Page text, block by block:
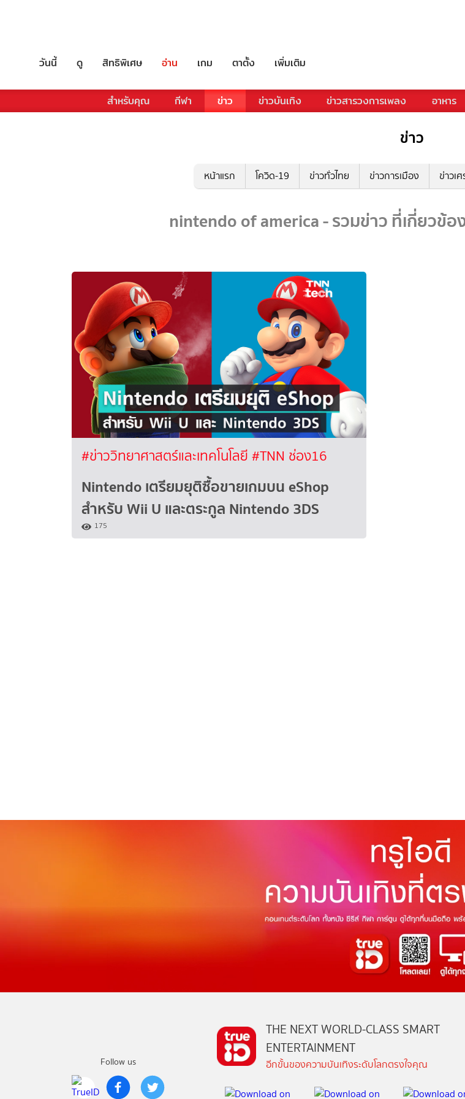
วันนี้ ดู สิทธิพิเศษ อ่าน เกม ตาตั้ง เพิ่มเติม
สำหรับคุณ กีฬา ข่าว ข่าวบันเทิง ข่าวสารวงการเพลง อาหาร
ข่าว
หน้าแรก โควิด-19 ข่าวทั่วไทย ข่าวการเมือง ข่าวเ
nintendo of america - รวมข่าว ที่เกี่ยวข้
#ข่าววิทยาศาสตร์และเทคโนโลยี #TNN ช่อง16
Nintendo เตรียมยุติซื้อขายเกมบน eShop
สำหรับ Wii U และตระกูล Nintendo 3DS
175
Follow us
THE NEXT WORLD-CLASS SMART
ENTERTAINMENT
อีกขั้นของความบันเทิงระดับโลกตรงใจคุณ